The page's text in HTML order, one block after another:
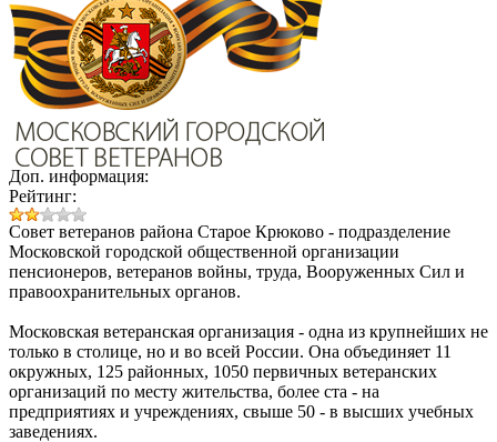
Доп. информация:
Рейтинг:
Совет ветеранов района Старое Крюково - подразделение
Московской городской общественной организации
пенсионеров, ветеранов войны, труда, Вооруженных Сил и
правоохранительных органов.
Московская ветеранская организация - одна из крупнейших не
только в столице, но и во всей России. Она объединяет 11
окружных, 125 районных, 1050 первичных ветеранских
организаций по месту жительства, более ста - на
предприятиях и учреждениях, свыше 50 - в высших учебных
заведениях.